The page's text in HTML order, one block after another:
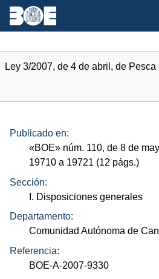
Ley 3/2007, de 4 de abril, de
Publicado en:
«BOE» núm. 110, de 8 de
19710 a 19721 (12 págs.)
Sección:
I. Disposiciones generales
Departamento:
Comunidad Autónoma de
Referencia:
BOE-A-2007-9330